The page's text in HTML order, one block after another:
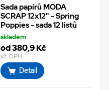
Sada papírů MODA
SCRAP 12x12" - Spring
Poppies - sada 12 listů
skladem
od 380,9 Kč
vč. DPH
Detail